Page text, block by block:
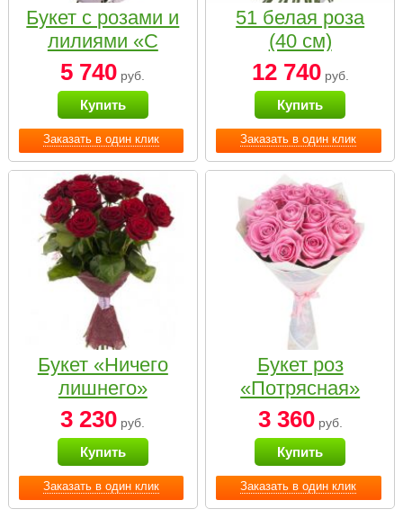
Заказать в один клик
Букет с розами и
лилиями «С
наилучшими
пожеланиями»
5 740 руб.
Купить
Заказать в один клик
51 белая роза
(40 см)
12 740руб.
Купить
Заказать в один клик
Букет «Ничего
лишнего»
3 230 руб.
Купить
Заказать в один клик
Букет роз
«Потрясная»
3 360руб.
Купить